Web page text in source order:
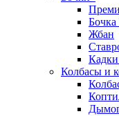
Жбан
Колбасы и